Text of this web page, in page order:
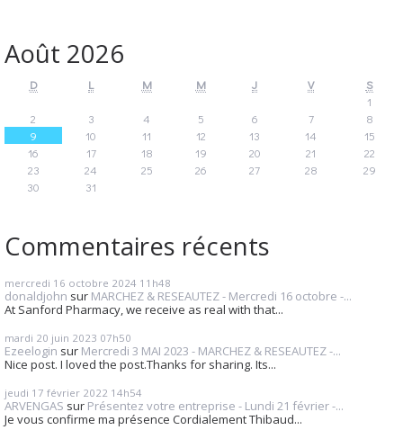
Août 2026
D L M M J V
S
1
2
3 4 5 6 7
8
9
10 11 12 13 14
15
16
17 18 19 20 21
22
23
24 25 26 27 28
29
30
31
Commentaires récents
mercredi 16 octobre 2024 11h48
donaldjohn sur MARCHEZ & RESEAUTEZ - Mercredi 16 octobre -...
At Sanford Pharmacy, we receive as real with that...
mardi 20 juin 2023 07h50
Ezeelogin sur Mercredi 3 MAI 2023 - MARCHEZ & RESEAUTEZ -...
Nice post. I loved the post.Thanks for sharing. Its...
jeudi 17 février 2022 14h54
ARVENGAS sur Présentez votre entreprise - Lundi 21 février -...
Je vous confirme ma présence Cordialement Thibaud...